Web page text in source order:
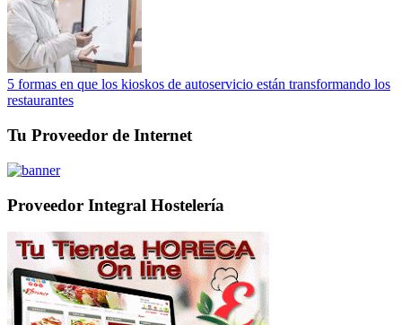
5 formas en que los kioskos de autoservicio están transformando los
restaurantes
Tu Proveedor de Internet
Proveedor Integral Hostelería